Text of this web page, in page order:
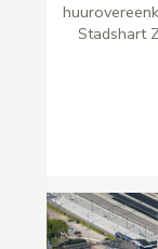
Stadshart